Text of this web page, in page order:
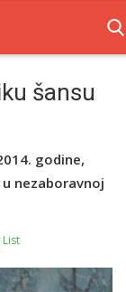
šansu
godine,
nezaboravnoj